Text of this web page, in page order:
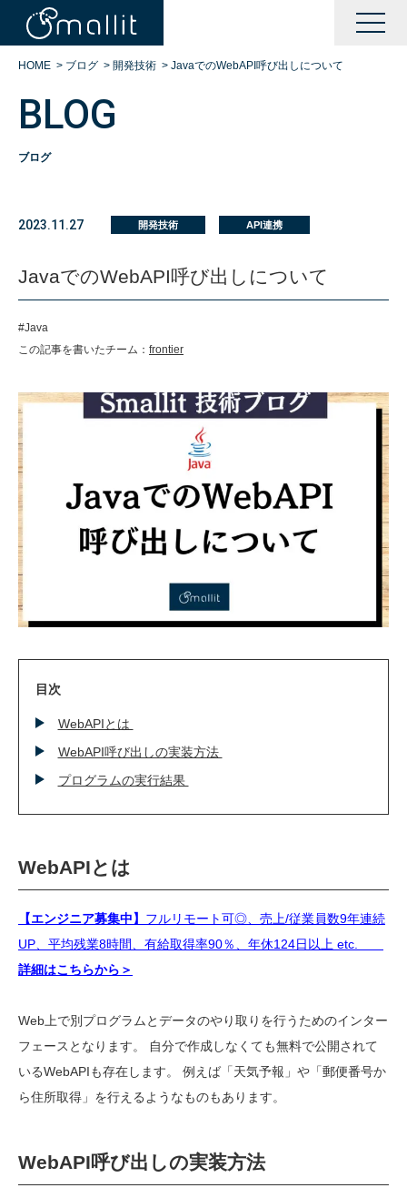
KAIZENサポート
BOOTサポート
技術ブログ
クラウド軍師(DX情報)
HOME > ブログ > 開発技術 > JavaでのWebAPI呼び出しについて
BLOG
ブログ
2023.11.27 開発技術 API連携
JavaでのWebAPI呼び出しについて
#Java
この記事を書いたチーム： frontier
目次
WebAPIとは
WebAPI呼び出しの実装方法
プログラムの実行結果
WebAPIとは
【エンジニア募集中】 フルリモート可◎、売上/従業員数9年連続
UP、平均残業8時間、有給取得率90％、年休124日以上 etc.
詳細はこちらから＞
Web上で別プログラムとデータのやり取りを行うためのインター
フェースとなります。
自分で作成しなくても無料で公開されて
いるWebAPIも存在します。
例えば「天気予報」や「郵便番号か
ら住所取得」を行えるようなものもあります。
WebAPI呼び出しの実装方法